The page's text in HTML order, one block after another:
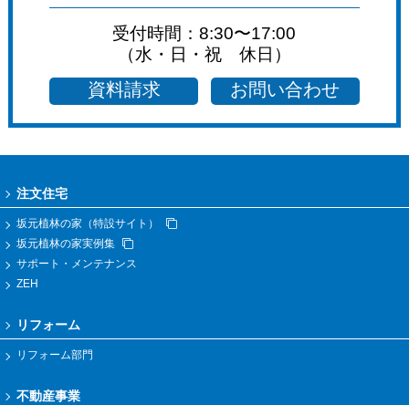
受付時間：8:30〜17:00
（水・日・祝 休日）
資料請求 お問い合わせ
注文住宅
坂元植林の家（特設サイト）
坂元植林の家実例集
サポート・メンテナンス
ZEH
リフォーム
リフォーム部門
不動産事業